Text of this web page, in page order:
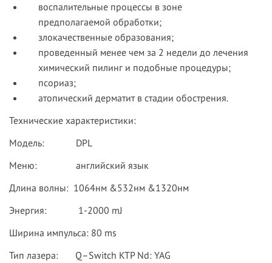
воспалительные процессы в зоне
предполагаемой обработки;
злокачественные образования;
проведенный менее чем за 2 недели до лечения
химический пилинг и подобные процедуры;
псориаз;
атопический дерматит в стадии обострения.
Технические характеристики:
Модель: DPL
Меню: английский язык
Длина волны: 1064нм &532нм &1320нм
Энергия: 1-2000 mJ
Ширина импульса: 80 ms
Тип лазера: Q–Switch KTP Nd: YAG